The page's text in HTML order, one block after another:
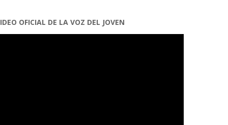
OFICIAL DE LA VOZ DEL JOVEN